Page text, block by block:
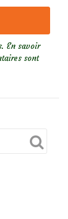
En savoir
sont